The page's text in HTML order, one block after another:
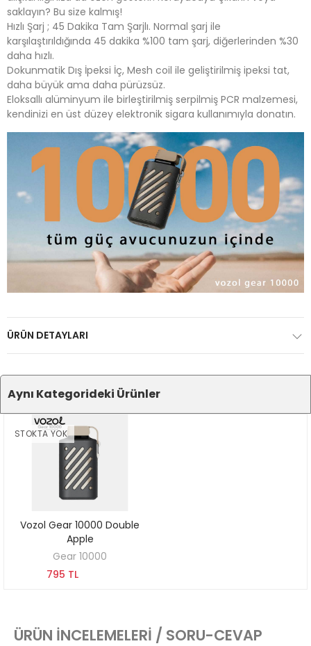
saklayın? Bu size kalmış!
Hızlı Şarj ; 45 Dakika Tam Şarjlı. Normal şarj ile
karşılaştırıldığında 45 dakika %100 tam şarj, diğerlerinden %30
daha hızlı.
Dokunmatik Dış İpeksi İç, Mesh coil ile geliştirilmiş ipeksi tat,
daha büyük ama daha pürüzsüz.
Eloksallı alüminyum ile birleştirilmiş serpilmiş PCR malzemesi,
kendinizi en üst düzey elektronik sigara kullanımıyla donatın.
ÜRÜN DETAYLARI
Aynı Kategorideki Ürünler
STOKTA YOK
KEŞFET
Vozol Gear 10000 Double
Apple
Gear 10000
795 TL
ÜRÜN İNCELEMELERI / SORU-CEVAP